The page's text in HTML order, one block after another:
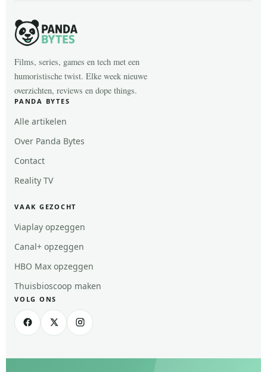
Films, series, games en tech met een
humoristische twist. Elke week nieuwe
overzichten, reviews en dope things.
PANDA BYTES
Alle artikelen
Over Panda Bytes
Contact
Reality TV
VAAK GEZOCHT
Viaplay opzeggen
Canal+ opzeggen
HBO Max opzeggen
Thuisbioscoop maken
VOLG ONS